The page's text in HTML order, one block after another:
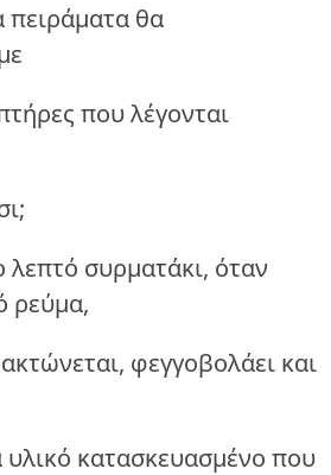
πειράματα θα
που λέγονται
λεπτό συρματάκι, όταν
ρεύμα,
φεγγοβολάει και
υλικό κατασκευασμένο που